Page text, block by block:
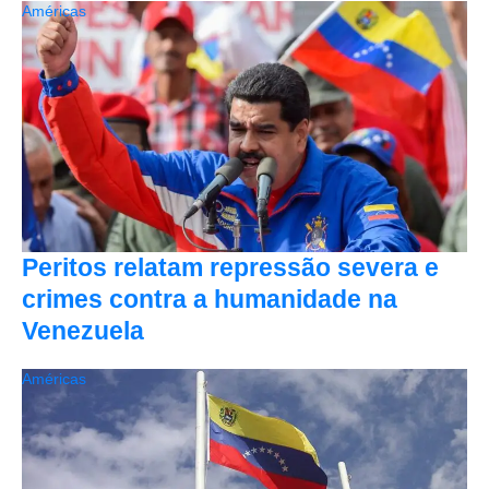
Peritos relatam repressão severa e
crimes contra a humanidade na
Venezuela
Américas
Américas